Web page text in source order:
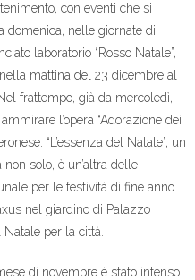
con eventi che si
domenica, nelle giornate di
laboratorio “Rosso Natale”,
mattina del 23 dicembre al
frattempo, già da mercoledì,
l’opera “Adorazione dei
“L’essenza del Natale”, un
solo, è un’altra delle
per le festività di fine anno.
nel giardino di Palazzo
per la città.
di novembre è stato intenso